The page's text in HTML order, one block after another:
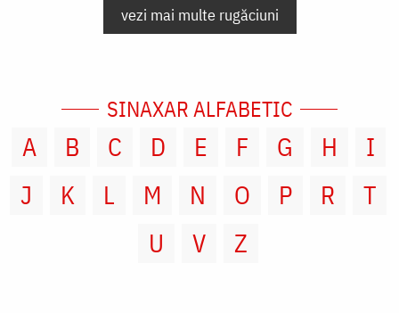
vezi mai multe rugăciuni
SINAXAR ALFABETIC
A B C D E F G H
I
J
K L M N O P R
T
U
V Z